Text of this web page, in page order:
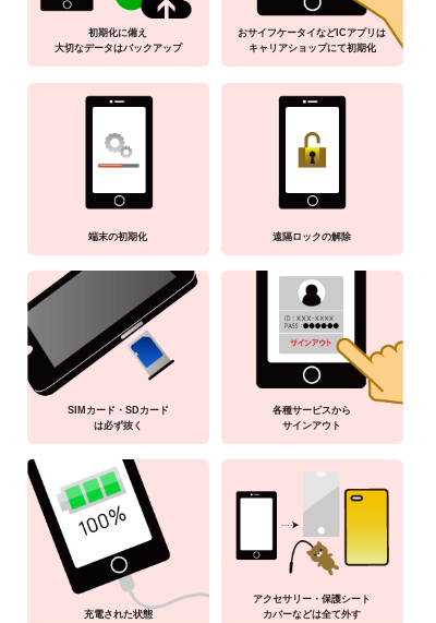
初期化に備え
大切なデータはバックアップ
おサイフケータイなどICアプリは
キャリアショップにて初期化
端末の初期化 遠隔ロックの解除
SIMカード・SDカード
は必ず抜く
各種サービスから
サインアウト
充電された状態
アクセサリー・保護シート
カバーなどは全て外す